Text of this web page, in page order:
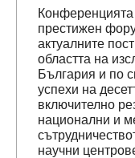
Конференцията
престижен
актуалните
областта на
България и по
успехи на
включително
национални и
научни